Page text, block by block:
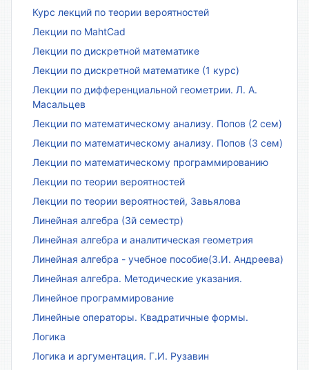
Курс лекций по теории вероятностей
Лекции по MahtCad
Лекции по дискретной математике
Лекции по дискретной математике (1 курс)
Лекции по дифференциальной геометрии. Л. А.
Масальцев
Лекции по математическому анализу. Попов (2 сем)
Лекции по математическому анализу. Попов (3 сем)
Лекции по математическому программированию
Лекции по теории вероятностей
Лекции по теории вероятностей, Завьялова
Линейная алгебра (3й семестр)
Линейная алгебра и аналитическая геометрия
Линейная алгебра - учебное пособие(З.И. Андреева)
Линейная алгебра. Методические указания.
Линейное программирование
Линейные операторы. Квадратичные формы.
Логика
Логика и аргументация. Г.И. Рузавин